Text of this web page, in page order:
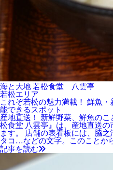
海と大地 若松食堂 八雲亭
若松エリア
これぞ若松の魅力満載！ 鮮魚
能できるスポット
産地直送！ 新鮮野菜、鮮魚の
松食堂 八雲亭』は、産地直送の
ます。 店舗の表看板には、脇之
タコ…などの文字。このことか
記事を読む